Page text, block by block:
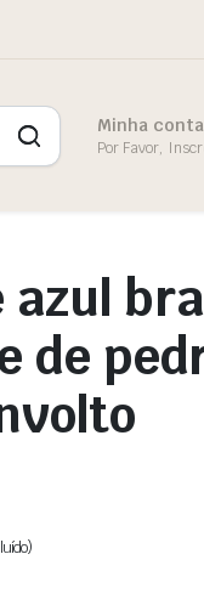
Minha conta
Por Favor,
azul
de